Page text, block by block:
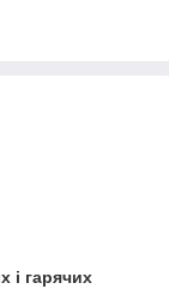
і гарячих